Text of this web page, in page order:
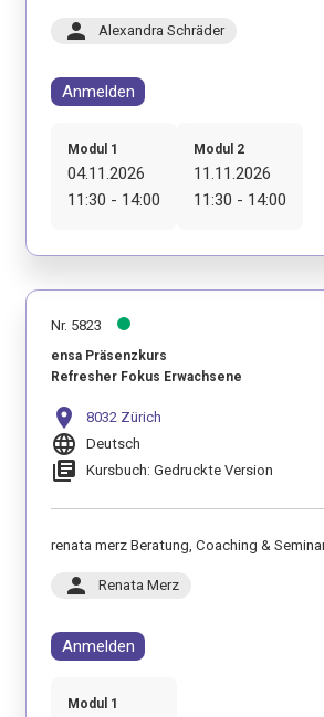
person Alexandra Schräder
Anmelden
Modul 1
04.11.2026
11:30 - 14:00
Modul 2
11.11.2026
11:30 - 14:00
Nr. 5823
ensa Präsenzkurs
Refresher Fokus Erwachsene
location_on 8032 Zürich
language Deutsch
library_books Kursbuch: Gedruckte Version
renata merz Beratung, Coaching &
person Renata Merz
Anmelden
Modul 1